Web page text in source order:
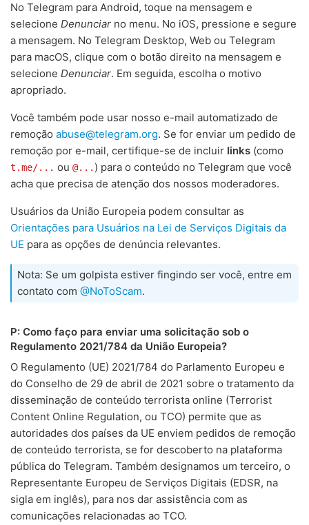
No Telegram para Android, toque na mensagem e
selecione Denunciar no menu. No iOS, pressione e segure
a mensagem. No Telegram Desktop, Web ou Telegram
para macOS, clique com o botão direito na mensagem e
selecione Denunciar. Em seguida, escolha o motivo
apropriado.
Você também pode usar nosso e-mail automatizado de
remoção abuse@telegram.org. Se for enviar um pedido de
remoção por e-mail, certifique-se de incluir links (como
t.me/... ou @... ) para o conteúdo no Telegram que você
acha que precisa de atenção dos nossos moderadores.
Usuários da União Europeia podem consultar as
Orientações para Usuários na Lei de Serviços Digitais da
UE para as opções de denúncia relevantes.
Nota: Se um golpista estiver fingindo ser você, entre em
contato com @NoToScam.
P: Como faço para enviar uma solicitação sob o
Regulamento 2021/784 da União Europeia?
O Regulamento (UE) 2021/784 do Parlamento Europeu e
do Conselho de 29 de abril de 2021 sobre o tratamento da
disseminação de conteúdo terrorista online (Terrorist
Content Online Regulation, ou TCO) permite que as
autoridades dos países da UE enviem pedidos de remoção
de conteúdo terrorista, se for descoberto na plataforma
pública do Telegram. Também designamos um terceiro, o
Representante Europeu de Serviços Digitais (EDSR, na
sigla em inglês), para nos dar assistência com as
comunicações relacionadas ao TCO.